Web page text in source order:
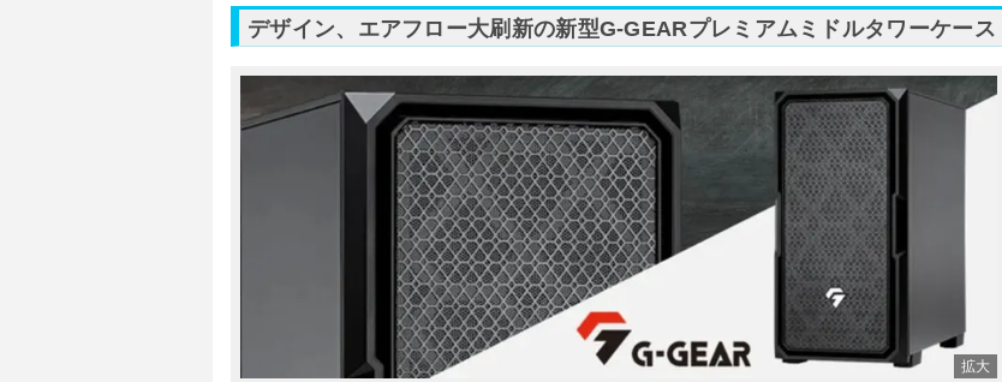
デザイン、エアフロー大刷新の新型G-GEARプレミアムミドルタワーケース